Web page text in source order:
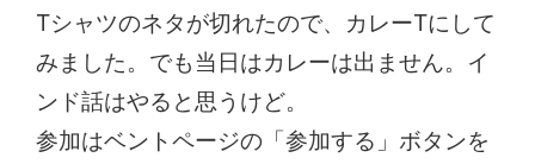
Tシャツのネタが切れたので、カレーTにして
みました。でも当日はカレーは出ません。イ
ンド話はやると思うけど。
参加はベントページの「参加する」ボタンを